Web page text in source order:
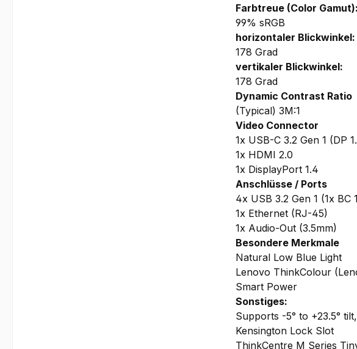
Farbtreue (Color Gamut):
99% sRGB
horizontaler Blickwinkel:
178 Grad
vertikaler Blickwinkel:
178 Grad
Dynamic Contrast Ratio
(Typical) 3M:1
Video Connector
1x USB-C 3.2 Gen 1 (DP
1x HDMI 2.0
1x DisplayPort 1.4
Anschlüsse / Ports
4x USB 3.2 Gen 1 (1x
1x Ethernet (RJ-45)
1x Audio-Out (3.5mm)
Besondere Merkmale
Natural Low Blue Light
Lenovo ThinkColour
Smart Power
Sonstiges:
Supports -5° to +23.5°
Kensington Lock Slot
ThinkCentre M Series